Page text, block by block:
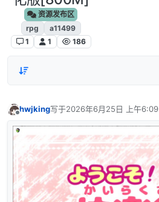
资源发布区
rpg
a11499
1
1 186
离线
hwjking写于2026年6月25日 上午6:09
最后由 编辑